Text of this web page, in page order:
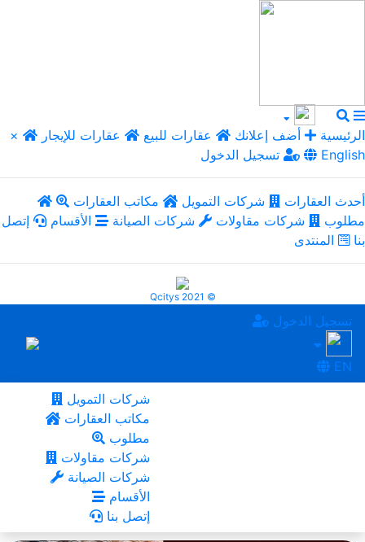
× الرئيسية أضف إعلانك عقارات للبيع
عقارات للإيجار
تسجيل الدخول
English
أحدث العقارات شركات التمويل
مكاتب العقارات
مطلوب
شركات مقاولات شركات الصيانة الأقسام
إتصل
بنا
المنتدى
Qcitys 2021 ©
تسجيل الدخول
EN
شركات التمويل
مكاتب العقارات
مطلوب
شركات مقاولات
شركات الصيانة
الأقسام
إتصل بنا